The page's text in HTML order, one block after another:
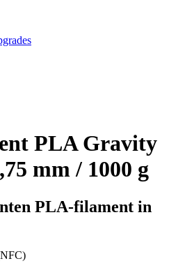
PLA Gravity
mm / 1000 g
PLA-filament in